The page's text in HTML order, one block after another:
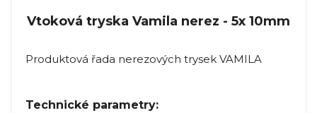
Vtoková tryska Vamila nerez - 5x 10mm
Produktová řada nerezových trysek VAMILA
Technické parametry: